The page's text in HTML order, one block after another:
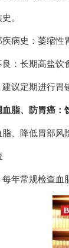
。
病史：萎缩性
：长期高盐饮
议定期进行胃
脂、防胃癌：
、降低胃部风
年常规检查血